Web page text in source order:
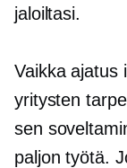
jaloiltasi.
Vaikka ajatus
yritysten
sen
paljon työtä.